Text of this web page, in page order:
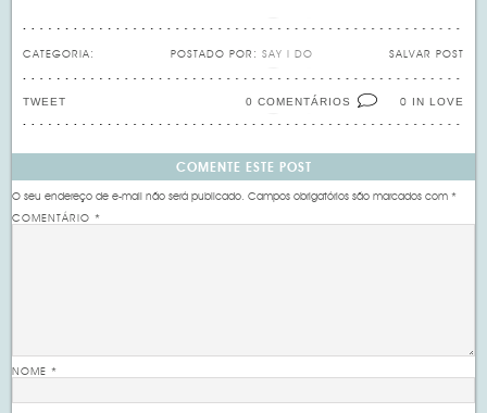
CATEGORIA: SALVAR POST
POSTADO POR: SAY I DO
0 IN LOVE
0 COMENTÁRIOS
TWEET
COMENTE ESTE POST
O seu endereço de e-mail não será publicado. Campos obrigatórios são marcados com*
COMENTÁRIO*
NOME*